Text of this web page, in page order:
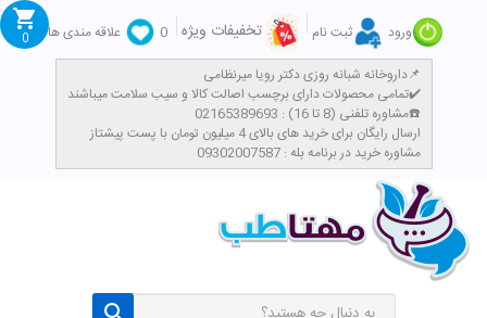
ورود ثبت نام تخفیفات ویژه 0
علاقه مندی ها
داروخانه شبانه روزی دکتر رویا میرنظامی📌
تمامی محصولات دارای برچسب اصالت کالا و سیب سلامت میباشند✔️
مشاوره تلفنی (8 تا 16) : 02165389693☎️
​ارسال رایگان برای خرید های بالای 4 میلیون تومان با پست پیشتاز
مشاوره خرید در برنامه بله : 09302007587
0